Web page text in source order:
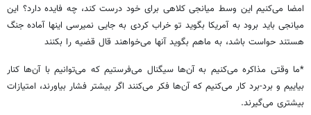
امضا می‌کنیم این وسط میانجی کلاهی برای خود درست کند، چه فایده دارد؟ این
میانجی باید برود به آمریکا بگوید تو خراب کردی به جایی نمیرسی اینها آماده جنگ
هستند حواست باشد، به ماهم بگوید آنها می‌خواهند قال قضیه را بکنند
*ما وقتی مذاکره می‌کنیم به آن‌ها سیگنال می‌فرستیم که می‌توانیم با آن‌ها کنار
بیاییم و برد-برد کار می‌کنیم که آن‌ها فکر می‌کنند اگر بیشتر فشار بیاورند، امتیازات
بیشتری می‌گیرند.